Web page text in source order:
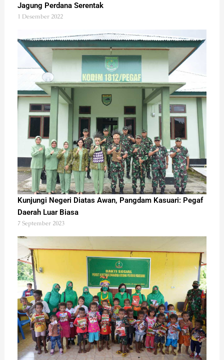
Jagung Perdana Serentak
1 Desember 2022
Kunjungi Negeri Diatas Awan, Pangdam Kasuari: Pegaf
Daerah Luar Biasa
7 September 2023